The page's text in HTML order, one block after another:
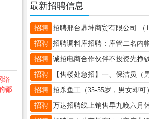
络
都
最新招聘信息
招聘
招聘
招聘
招聘
招聘
招聘